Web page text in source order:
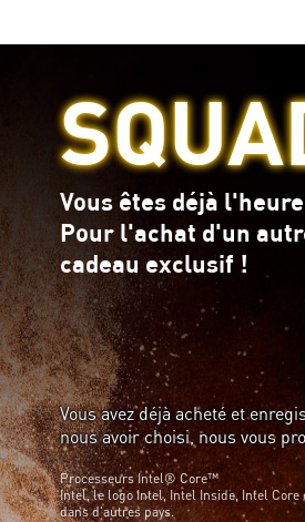
Vous êtes déjà
Pour l'achat d'un
cadeau exclusif !
Vous avez déjà acheté et
nous avoir choisi, nous vous
Processeurs Intel® Core™
Intel, le logo Intel, Intel Inside, Intel Core
dans d'autres pays.